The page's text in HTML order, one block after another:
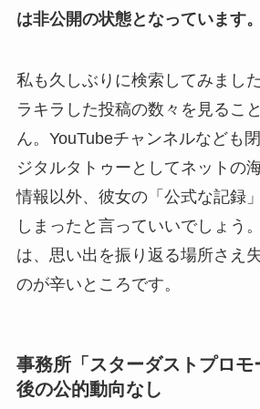
は非公開の状態となっています。
私も久しぶりに検索してみまし
ラキラした投稿の数々を見るこ
ん。YouTubeチャンネルなども
ジタルタトゥーとしてネットの
情報以外、彼女の「公式な記録
しまったと言っていいでしょう
は、思い出を振り返る場所さえ
のが辛いところです。
事務所「スターダストプロモ
後の公的動向なし